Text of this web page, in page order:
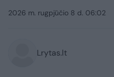
2026 m. rugpjūčio 8 d. 06:02
Lrytas.lt